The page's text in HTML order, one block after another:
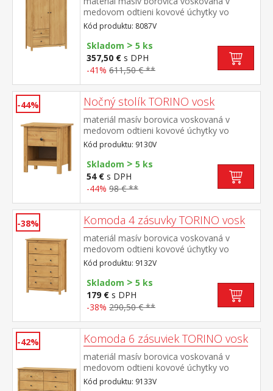
medovom odtieni kovové úchytky vo
farebnom prevedení černená mosadz 2
dvierka a 2 zásuvky s kovovými pojazdmi
Kód produktu: 8087V
Skladom > 5 ks
357,50 € s DPH
-41% 611,50 € **
-44% Nočný stolík TORINO vosk
materiál masív borovica voskovaná v
medovom odtieni kovové úchytky vo
farebnom prevedení černená mosadz jedna
zásuvka s kovovými pojazdmi
Kód produktu: 9130V
Skladom > 5 ks
54 € s DPH
-44% 98 € **
-38% Komoda 4 zásuvky TORINO vosk
materiál masív borovica voskovaná v
medovom odtieni kovové úchytky vo
farebnom prevedení černená mosadz štyri
zásuvky s kovovými pojazdmi
Kód produktu: 9132V
Skladom > 5 ks
179 € s DPH
-38% 290,50 € **
-42% Komoda 6 zásuviek TORINO vosk
materiál masív borovica voskovaná v
medovom odtieni kovové úchytky vo
farebnom prevedení černená mosadz šesť
Kód produktu: 9133V